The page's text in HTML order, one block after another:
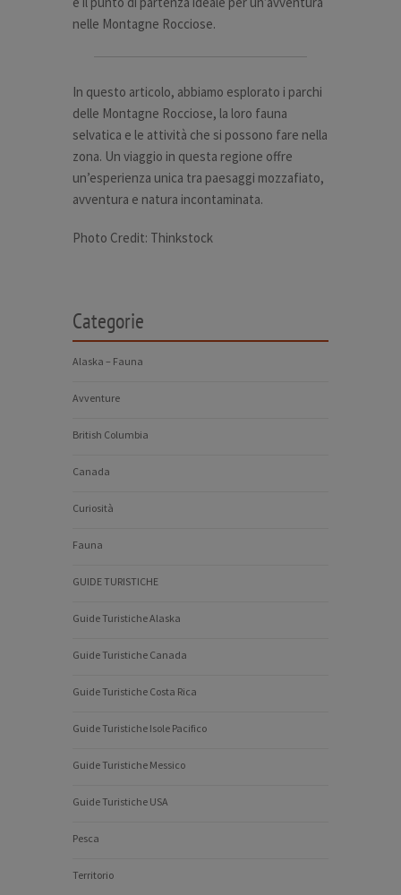
nelle Montagne Rocciose.
In questo articolo, abbiamo esplorato i parchi
delle Montagne Rocciose, la loro fauna
selvatica e le attività che si possono fare nella
zona. Un viaggio in questa regione offre
un’esperienza unica tra paesaggi mozzafiato,
avventura e natura incontaminata.
Photo Credit: Thinkstock
Categorie
Alaska – Fauna
Avventure
British Columbia
Canada
Curiosità
Fauna
GUIDE TURISTICHE
Guide Turistiche Alaska
Guide Turistiche Canada
Guide Turistiche Costa Rica
Guide Turistiche Isole Pacifico
Guide Turistiche Messico
Guide Turistiche USA
Pesca
Territorio